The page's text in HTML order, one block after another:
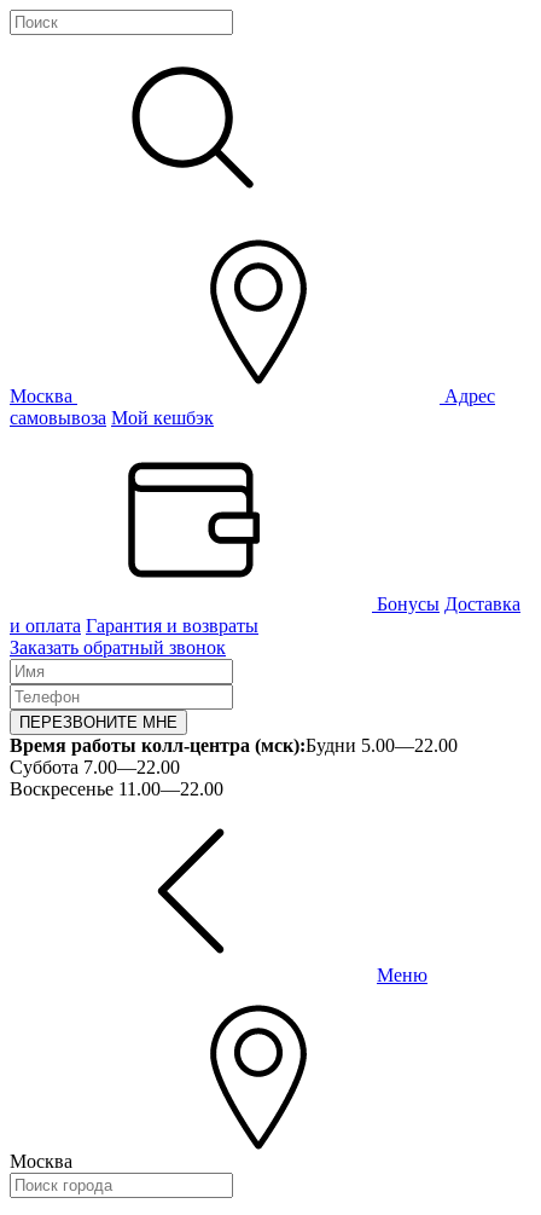
Москва
Адрес
самовывоза Мой кешбэк
Бонусы Доставка
и оплата Гарантия и возвраты
Заказать обратный звонок
ПЕРЕЗВОНИТЕ МНЕ
Время работы колл-центра (мск):Будни 5.00—22.00
Суббота 7.00—22.00
Воскресенье 11.00—22.00
Меню
Москва